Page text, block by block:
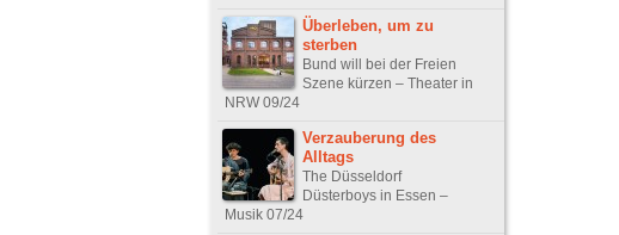
Überleben, um zu
sterben
Bund will bei der Freien
Szene kürzen – Theater in
NRW 09/24
Verzauberung des
Alltags
The Düsseldorf
Düsterboys in Essen –
Musik 07/24